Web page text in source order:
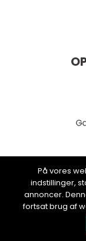
På vores
indstillinger,
annoncer.
fortsat brug af